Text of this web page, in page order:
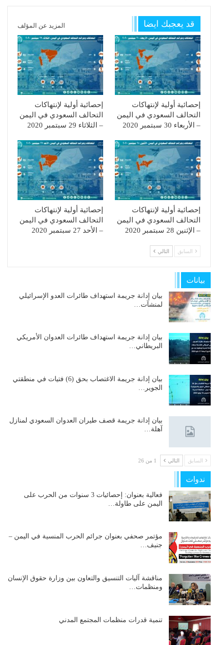
قد يعجبك ايضا المزيد عن المؤلف
إحصائية أولية لإنتهاكات
التحالف السعودي في اليمن
– الأربعاء 30 سبتمبر 2020
إحصائية أولية لإنتهاكات
التحالف السعودي في اليمن
– الثلاثاء 29 سبتمبر 2020
إحصائية أولية لإنتهاكات
التحالف السعودي في اليمن
– الإثنين 28 سبتمبر 2020
إحصائية أولية لإنتهاكات
التحالف السعودي في اليمن
– الأحد 27 سبتمبر 2020
السابق التالي
بيانات
بيان إدانة جريمة استهداف طائرات العدو الإسرائيلي
لمنشآت…
بيان إدانة جريمة استهداف طائرات العدوان الأمريكي
البريطاني…
بيان إدانة جريمة الاغتصاب بحق (6) فتيات في منطقتي
الجوير…
بيان إدانة جريمة قصف طيران العدوان السعودي لمنازل
آهلة…
السابق التالي 1 من 26
ندوات
فعالية بعنوان: إحصائيات 3 سنوات من الحرب على
اليمن على طاولة…
مؤتمر صحفي بعنوان جرائم الحرب المنسية في اليمن –
جنيف…
مناقشة آليات التنسيق والتعاون بين وزارة حقوق الإنسان
ومنظمات…
تنمية قدرات منظمات المجتمع المدني